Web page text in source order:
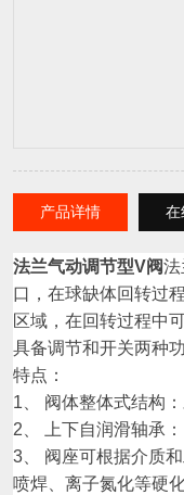
产品详情 在
法兰气动调节型V阀法
口，在球缺体回转过
区域，在回转过程中
具备调节和开关两种
特点：
1、 阀体整体式结构
2、 上下自润滑轴承
3、 阀座可根据介质
喷焊、离子氮化等硬